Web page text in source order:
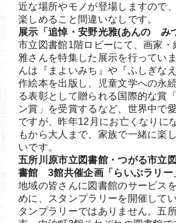
近な場所やモノが登場しますので
楽しめること間違いなしです。
展示「追悼・安野光雅(あんの み
市立図書館1階ロビーにて、画家
雅さんを特集した展示を行ってい
んは『まよいみち』や『ふしぎな
作絵本を出版し、児童文学への永
る表彰として贈られる国際的な賞
ン賞」を受賞するなど、世界中で
ですが、昨年12月にお亡くなりに
もから大人まで、家族で一緒に楽
いです。
五所川原市立図書館・つがる市立
書館 3館共催企画「らいぶラリー
地域の皆さんに図書館のサービス
めに、スタンプラリーを開催して
タンプラリーではありません。五